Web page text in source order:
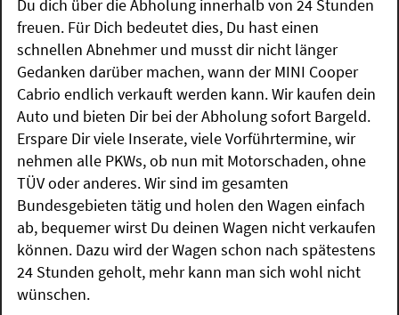
Du dich über die Abholung innerhalb von 24 Stunden
freuen. Für Dich bedeutet dies, Du hast einen
schnellen Abnehmer und musst dir nicht länger
Gedanken darüber machen, wann der MINI Cooper
Cabrio endlich verkauft werden kann. Wir kaufen dein
Auto und bieten Dir bei der Abholung sofort Bargeld.
Erspare Dir viele Inserate, viele Vorführtermine, wir
nehmen alle PKWs, ob nun mit Motorschaden, ohne
TÜV oder anderes. Wir sind im gesamten
Bundesgebieten tätig und holen den Wagen einfach
ab, bequemer wirst Du deinen Wagen nicht verkaufen
können. Dazu wird der Wagen schon nach spätestens
24 Stunden geholt, mehr kann man sich wohl nicht
wünschen.